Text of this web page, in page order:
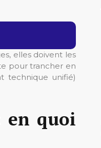
elles doivent les
pour trancher en
technique unifié)
en quoi